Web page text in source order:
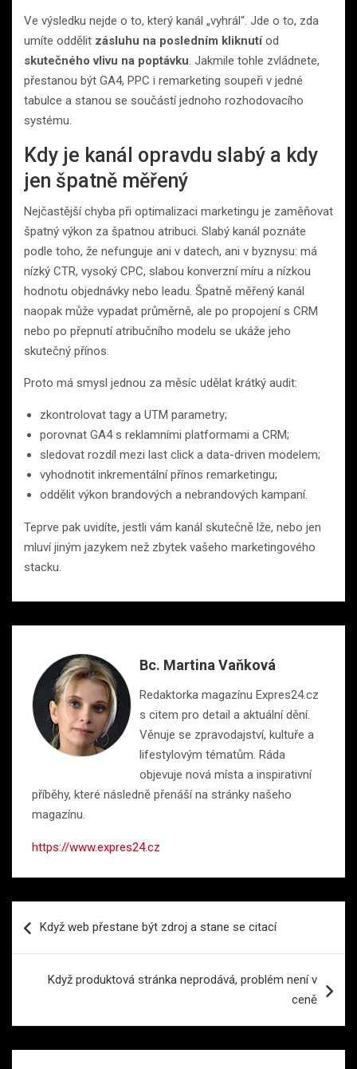
Ve výsledku nejde o to, který kanál „vyhrál“. Jde o to, zda
umíte oddělit zásluhu na posledním kliknutíod
skutečného vlivu na poptávku . Jakmile tohle zvládnete,
přestanou být GA4, PPC i remarketing soupeři v jedné
tabulce a stanou se součástí jednoho rozhodovacího
systému.
Kdy je kanál opravdu slabý a kdy
jen špatně měřený
Nejčastější chyba při optimalizaci marketingu je zaměňovat
špatný výkon za špatnou atribuci. Slabý kanál poznáte
podle toho, že nefunguje ani v datech, ani v byznysu: má
nízký CTR, vysoký CPC, slabou konverzní míru a nízkou
hodnotu objednávky nebo leadu. Špatně měřený kanál
naopak může vypadat průměrně, ale po propojení s CRM
nebo po přepnutí atribučního modelu se ukáže jeho
skutečný přínos.
Proto má smysl jednou za měsíc udělat krátký audit:
zkontrolovat tagy a UTM parametry;
porovnat GA4 s reklamními platformami a CRM;
sledovat rozdíl mezi last click a data-driven modelem;
vyhodnotit inkrementální přínos remarketingu;
oddělit výkon brandových a nebrandových kampaní.
Teprve pak uvidíte, jestli vám kanál skutečně lže, nebo jen
mluví jiným jazykem než zbytek vašeho marketingového
stacku.
Bc. Martina Vaňková
Redaktorka magazínu Expres24.cz
s citem pro detail a aktuální dění.
Věnuje se zpravodajství, kultuře a
lifestylovým tématům. Ráda
objevuje nová místa a inspirativní
příběhy, které následně přenáší na stránky našeho
magazínu.
https://www.expres24.cz
proKdyž web přestane být zdroj a stane se citací
Když produktová stránka neprodává, problém není v
ceně